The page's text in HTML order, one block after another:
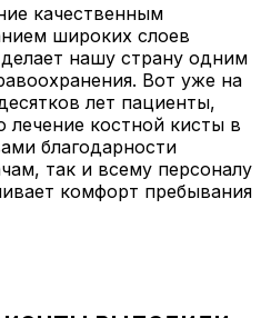
качественным
широких слоев
нашу страну одним
Вот уже на
лет пациенты,
костной кисты в
благодарности
так и всему персоналу
комфорт пребывания